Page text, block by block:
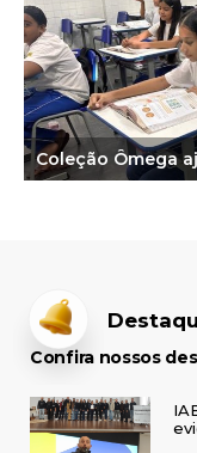
Coleção Ômega
Confira nossos